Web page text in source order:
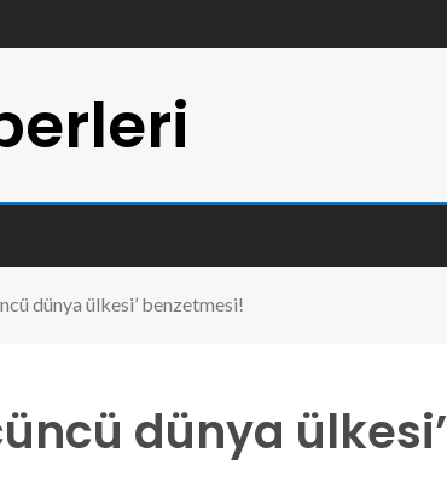
dünya ülkesi’ benzetmesi!
dünya ülkesi’